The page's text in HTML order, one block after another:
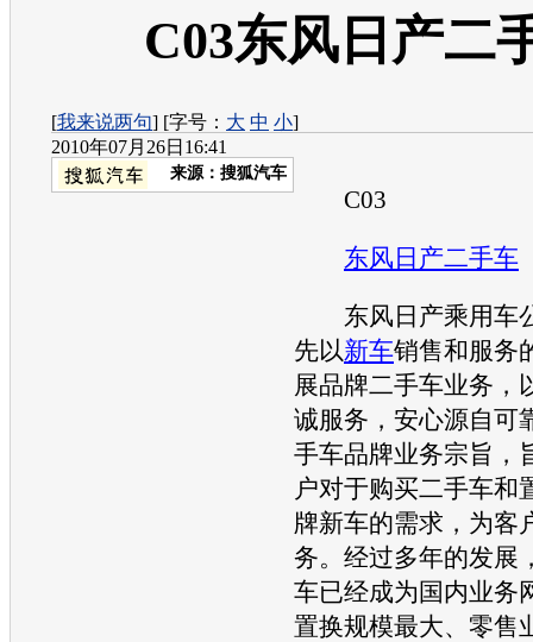
C03东风日产二
[我来说两句] [字号： 大 中 小]
2010年07月26日16:41
来源： 搜狐汽车
C03
东风日产二手车
东风日产乘用车
先以新车销售和服务
展品牌二手车业务，
诚服务，安心源自可
手车品牌业务宗旨，
户对于购买二手车和
牌新车的需求，为客
务。经过多年的发展
车已经成为国内业务
置换规模最大、零售